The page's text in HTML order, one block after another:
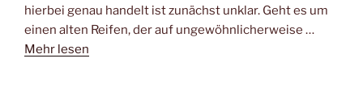
hierbei genau handelt ist zunächst unklar. Geht es um
einen alten Reifen, der auf ungewöhnlicherweise …
Mehr lesen